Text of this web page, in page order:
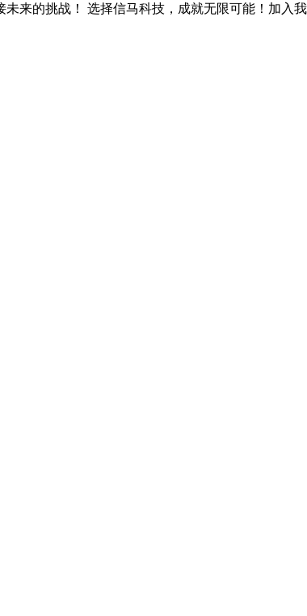
来的挑战！ 选择信马科技，成就无限可能！加入